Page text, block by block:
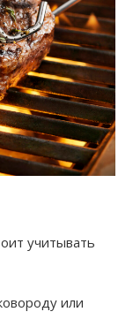
учитывать
или